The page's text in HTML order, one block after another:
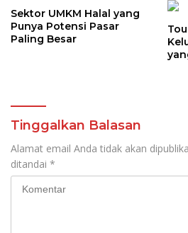
Kesehatan
Sektor UMKM Halal yang
Punya Potensi Pasar
Paling Besar
Tinggalkan Balasan
Alamat email Anda tidak akan
ditandai *